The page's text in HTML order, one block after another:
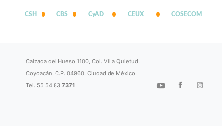
CSH CBS CyAD CEUX COSECOM
Calzada del Hueso 1100, Col. Villa Quietud,
Coyoacán, C.P. 04960, Ciudad de México.
Tel. 55 54 837371